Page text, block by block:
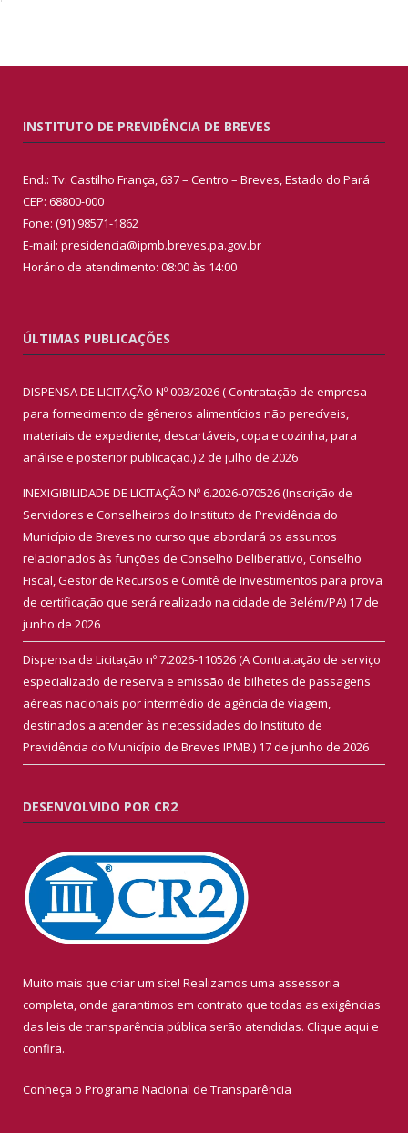
INSTITUTO DE PREVIDÊNCIA DE BREVES
End.: Tv. Castilho França, 637 – Centro – Breves, Estado do Pará
CEP: 68800-000
Fone: (91) 98571-1862
E-mail: presidencia@ipmb.breves.pa.gov.br
Horário de atendimento: 08:00 às 14:00
ÚLTIMAS PUBLICAÇÕES
DISPENSA DE LICITAÇÃO Nº 003/2026 ( Contratação de empresa
para fornecimento de gêneros alimentícios não perecíveis,
materiais de expediente, descartáveis, copa e cozinha, para
análise e posterior publicação.)2 de julho de 2026
INEXIGIBILIDADE DE LICITAÇÃO Nº 6.2026-070526 (Inscrição de
Servidores e Conselheiros do Instituto de Previdência do
Município de Breves no curso que abordará os assuntos
relacionados às funções de Conselho Deliberativo, Conselho
Fiscal, Gestor de Recursos e Comitê de Investimentos para prova
de certificação que será realizado na cidade de Belém/PA) 17 de
junho de 2026
Dispensa de Licitação nº 7.2026-110526 (A Contratação de serviço
especializado de reserva e emissão de bilhetes de passagens
aéreas nacionais por intermédio de agência de viagem,
destinados a atender às necessidades do Instituto de
Previdência do Município de Breves IPMB.) 17 de junho de 2026
DESENVOLVIDO POR CR2
Muito mais que criar um site! Realizamos uma assessoria
completa, onde garantimos em contrato que todas as exigências
das leis de transparência pública serão atendidas. Clique aqui e
confira.
Conheça o Programa Nacional de Transparência